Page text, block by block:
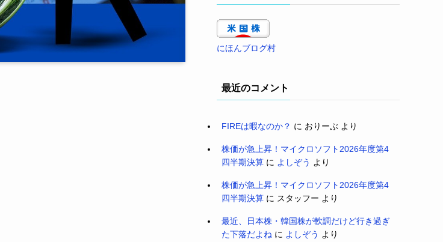
にほんブログ村
最近のコメント
FIREは暇なのか？ に おりーぶ より
株価が急上昇！マイクロソフト2026年度第4
四半期決算 に よしぞう より
株価が急上昇！マイクロソフト2026年度第4
四半期決算 に スタッフー より
最近、日本株・韓国株が軟調だけど行き過ぎ
た下落だよね に よしぞう より